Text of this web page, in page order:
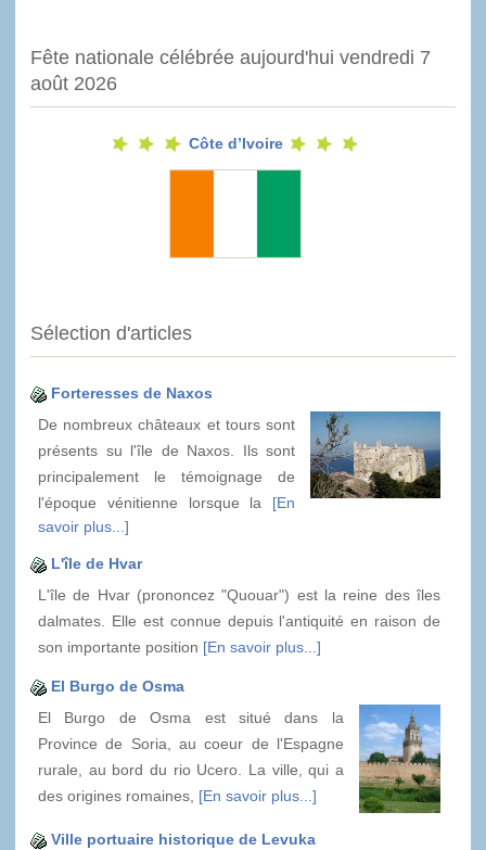
Fête nationale célébrée aujourd'hui vendredi 7
août 2026
Côte d’Ivoire
Sélection d'articles
Forteresses de Naxos
De nombreux châteaux et tours sont
présents su l'île de Naxos. Ils sont
principalement le témoignage de
l'époque vénitienne lorsque la [En
savoir plus...]
L'île de Hvar
L'île de Hvar (prononcez "Quouar") est la reine des îles
dalmates. Elle est connue depuis l'antiquité en raison de
son importante position [En savoir plus...]
El Burgo de Osma
El Burgo de Osma est situé dans la
Province de Soria, au coeur de l'Espagne
rurale, au bord du rio Ucero. La ville, qui a
des origines romaines, [En savoir plus...]
Ville portuaire historique de Levuka